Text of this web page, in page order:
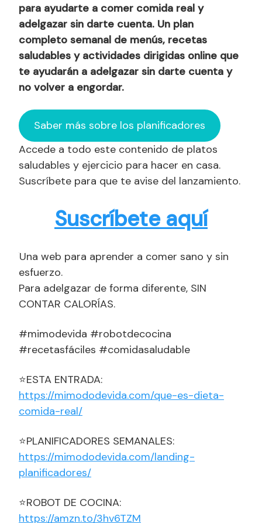
para ayudarte a comer comida real y
adelgazar sin darte cuenta. Un plan
completo semanal de menús, recetas
saludables y actividades dirigidas online que
te ayudarán a adelgazar sin darte cuenta y
no volver a engordar.
Saber más sobre los planificadores
Accede a todo este contenido de platos
saludables y ejercicio para hacer en casa.
Suscríbete para que te avise del lanzamiento.
Suscríbete aquí
Una web para aprender a comer sano y sin
esfuerzo.
Para adelgazar de forma diferente, SIN
CONTAR CALORÍAS.
#mimodevida #robotdecocina
#recetasfáciles #comidasaludable
⭐ESTA ENTRADA:
https://mimododevida.com/que-es-dieta-
comida-real/
⭐PLANIFICADORES SEMANALES:
https://mimododevida.com/landing-
planificadores/
⭐ROBOT DE COCINA:
https://amzn.to/3hv6TZM